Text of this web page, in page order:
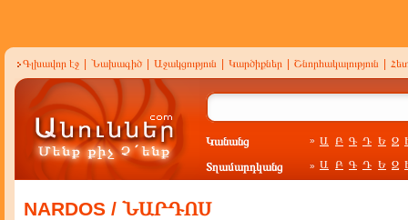
Գլխավոր էջ Նախագիծ Աջակցություն Կարծիքներ Շնորհակալություն
Կանանց » Ա Բ Գ Դ Ե Զ
Տղամարդկանց » Ա Բ Գ Դ Ե Զ
NARDOS / ՆԱՐԴՈՍ